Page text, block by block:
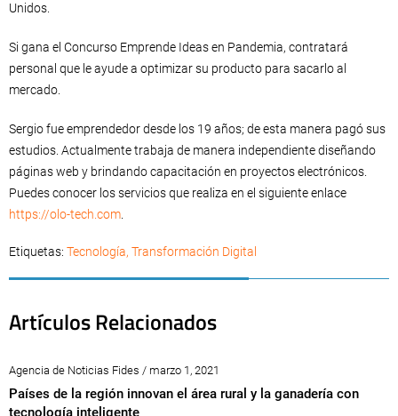
Unidos.
Si gana el Concurso Emprende Ideas en Pandemia, contratará
personal que le ayude a optimizar su producto para sacarlo al
mercado.
Sergio fue emprendedor desde los 19 años; de esta manera pagó sus
estudios. Actualmente trabaja de manera independiente diseñando
páginas web y brindando capacitación en proyectos electrónicos.
Puedes conocer los servicios que realiza en el siguiente enlace
https://olo-tech.com.
Etiquetas: Tecnología, Transformación Digital
Artículos Relacionados
Agencia de Noticias Fides / marzo 1, 2021
Países de la región innovan el área rural y la ganadería con
tecnología inteligente